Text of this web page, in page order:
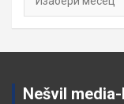
Nešvil